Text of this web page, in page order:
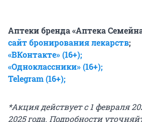
Аптеки бренда «Аптека
сайт бронирования лекарств;
«ВКонтакте» (16+);
«Одноклассники»(16+);
Telegram (16+);
*Акция действует с 1 февраля
2025 года. Подробности